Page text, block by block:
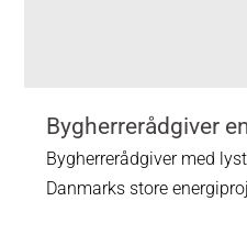
Bygherrerådgiver
Bygherrerådgiver med
Danmarks store